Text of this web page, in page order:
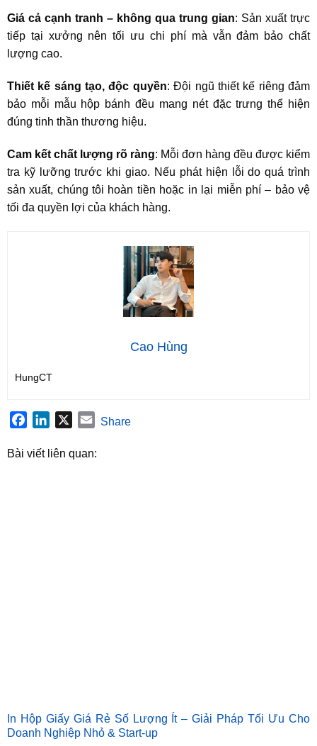
Giá cả cạnh tranh – không qua trung gian: Sản xuất trực
tiếp tại xưởng nên tối ưu chi phí mà vẫn đảm bảo chất
lượng cao.
Thiết kế sáng tạo, độc quyền: Đội ngũ thiết kế riêng đảm
bảo mỗi mẫu hộp bánh đều mang nét đặc trưng thể hiện
đúng tinh thần thương hiệu.
Cam kết chất lượng rõ ràng: Mỗi đơn hàng đều được kiểm
tra kỹ lưỡng trước khi giao. Nếu phát hiện lỗi do quá trình
sản xuất, chúng tôi hoàn tiền hoặc in lại miễn phí – bảo vệ
tối đa quyền lợi của khách hàng.
Cao Hùng
HungCT
FacebookLinkedIn Email
Share
Bài viết liên quan:
In Hộp Giấy Giá Rẻ Số Lượng Ít – Giải Pháp Tối Ưu Cho
Doanh Nghiệp Nhỏ & Start-up